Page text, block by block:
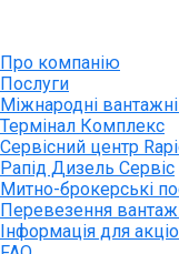
Про компанію
Послуги
Міжнародні
Термінал Комплекс
Сервісний центр
Рапід Дизель Сервіс
Митно-брокерські
Перевезення
Інформація для